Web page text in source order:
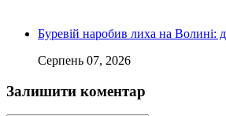
Буревій наробив лиха на Волині:
Серпень 07, 2026
Залишити коментар